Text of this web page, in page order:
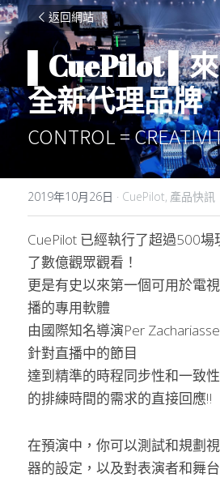
返回網站
▌CuePilot ▌
全新代理品牌
CONTROL =
2019年10月26日 · CuePilot, 產品快訊
CuePilot 已經執行了超過500場
了數億觀眾觀看！
更是有史以來第一個可用於電
播的專用軟體
由國際知名導演Per
針對直播中的節目
達到精準的時程同步性和一致
的排練時間的需求的直接回應‼
在預演中，你可以測試和規劃
器的設定，以及對表演者和舞